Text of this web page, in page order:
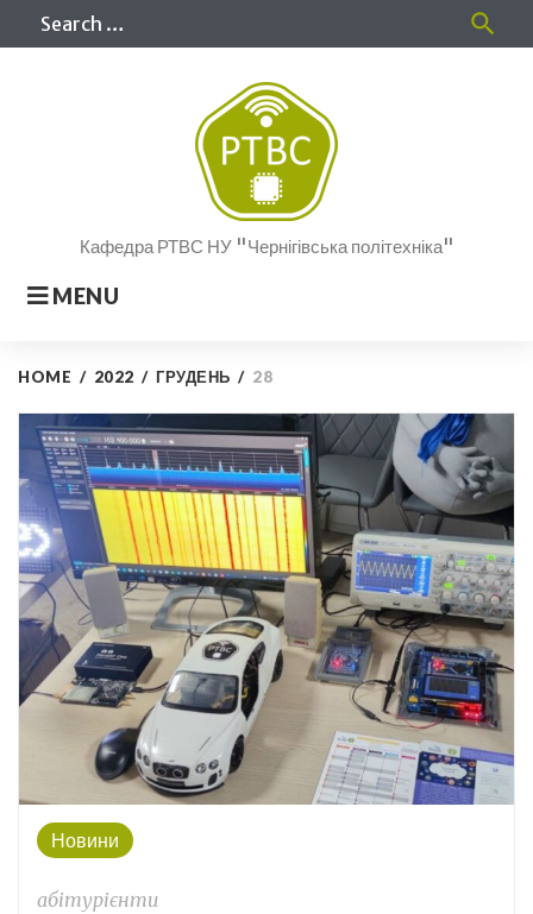
search
Кафедра РТВС НУ "Чернігівська політехніка"
MENU
HOME / 2022 / ГРУДЕНЬ / 28
День:
28.12.2022
Новини
абітурієнти